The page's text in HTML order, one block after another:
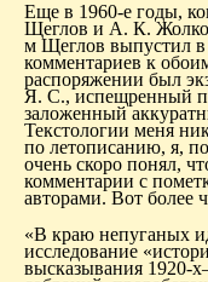
Еще в 1960-е годы,
Щеглов и А. К.
м Щеглов выпустил
комментариев к
распоряжении был
Я. С., испещренный
заложенный
Текстологии меня
по летописанию, я,
очень скоро понял,
комментарии с
авторами. Вот более
«В краю непуганых
исследование
высказывания 1920-